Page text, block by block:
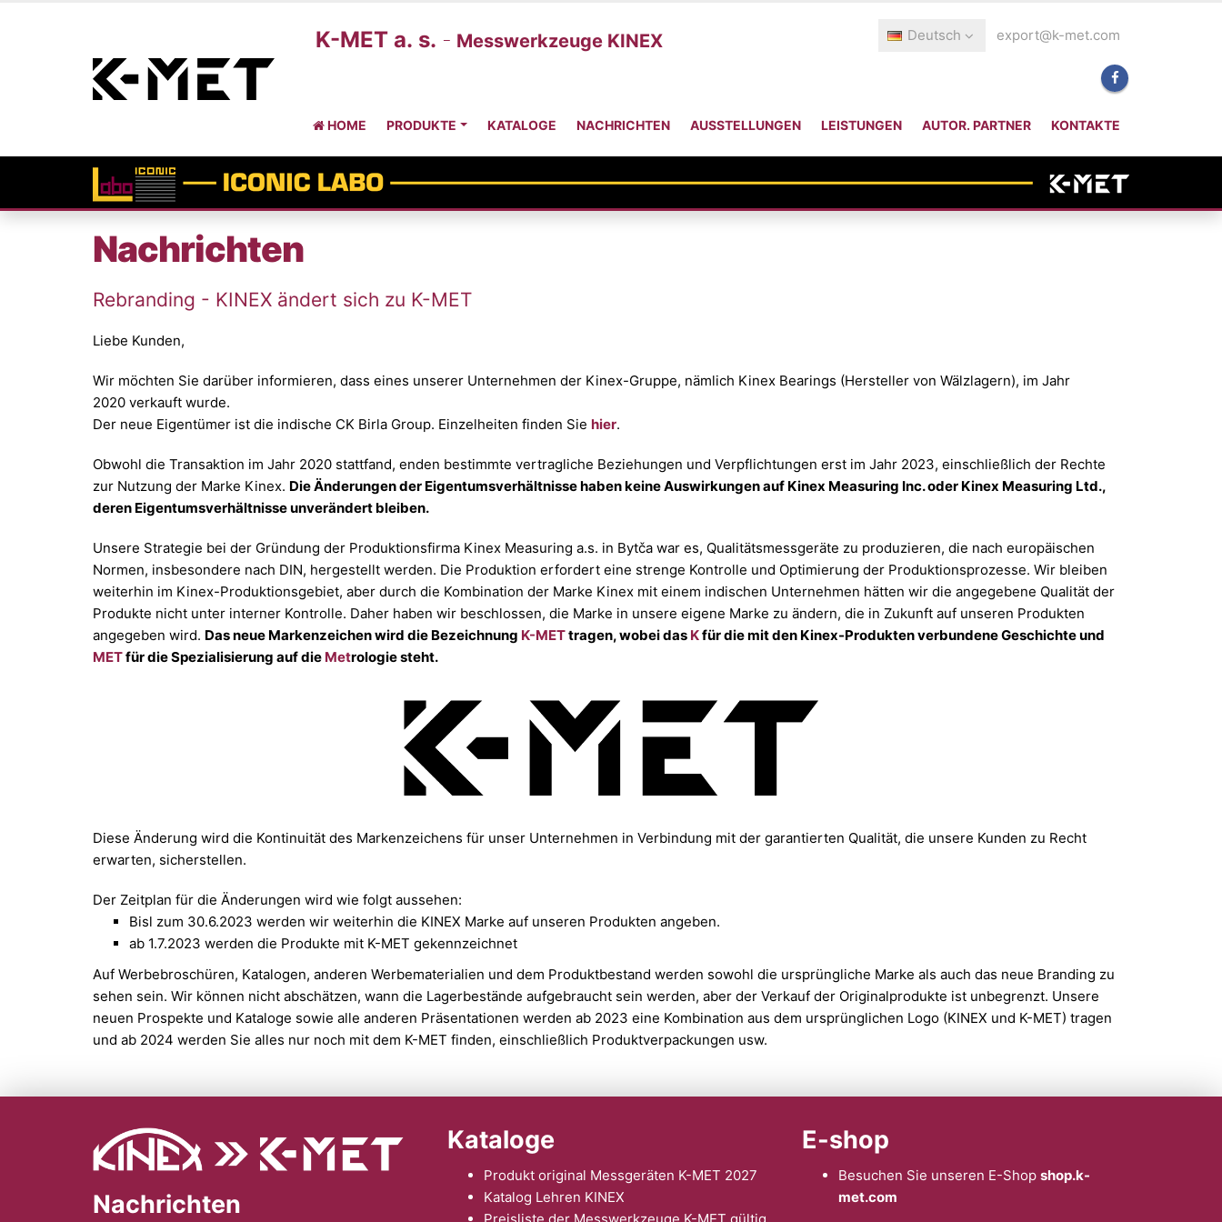
K-MET a. s. - Messwerkzeuge KINEX Deutsch export@k-met.com
HOME PRODUKTE KATALOGE NACHRICHTEN AUSSTELLUNGEN LEISTUNGEN AUTOR. PARTNER KONTAKTE
Nachrichten
Rebranding - KINEX ändert sich zu K-MET
Liebe Kunden,
Wir möchten Sie darüber informieren, dass eines unserer Unternehmen der Kinex-Gruppe, nämlich Kinex Bearings (Hersteller von Wälzlagern), im Jahr
2020 verkauft wurde.
Der neue Eigentümer ist die indische CK Birla Group. Einzelheiten finden Sie hier.
Obwohl die Transaktion im Jahr 2020 stattfand, enden bestimmte vertragliche Beziehungen und Verpflichtungen erst im Jahr 2023, einschließlich der Rechte
zur Nutzung der Marke Kinex. Die Änderungen der Eigentumsverhältnis­se haben keine Auswirkungen auf Kinex Measuring Inc. oder Kinex Measuring Ltd.,
deren Eigentumsverhältnis­se unverändert bleiben.
Unsere Strategie bei der Gründung der Produktionsfirma Kinex Measuring a.s. in Bytča war es, Qualitätsmessgeräte zu produzieren, die nach europäischen
Normen, insbesondere nach DIN, hergestellt werden. Die Produktion erfordert eine strenge Kontrolle und Optimierung der Produktionspro­zesse. Wir bleiben
weiterhin im Kinex-Produktionsgebiet, aber durch die Kombination der Marke Kinex mit einem indischen Unternehmen hätten wir die angegebene Qualität der
Produkte nicht unter interner Kontrolle. Daher haben wir beschlossen, die Marke in unsere eigene Marke zu ändern, die in Zukunft auf unseren Produkten
angegeben wird. Das neue Markenzeichen wird die Bezeichnung K-METtragen, wobei das Kfür die mit den Kinex-Produkten verbundene Geschichte und
METfür die Spezialisierung auf die Metrologie steht.
Diese Änderung wird die Kontinuität des Markenzeichens für unser Unternehmen in Verbindung mit der garantierten Qualität, die unsere Kunden zu Recht
erwarten, sicherstellen.
Der Zeitplan für die Änderungen wird wie folgt aussehen:
Bisl zum 30.6.2023 werden wir weiterhin die KINEX Marke auf unseren Produkten angeben.
ab 1.7.2023 werden die Produkte mit K-MET gekennzeichnet
Auf Werbebroschüren, Katalogen, anderen Werbematerialien und dem Produktbestand werden sowohl die ursprüngliche Marke als auch das neue Branding zu
sehen sein. Wir können nicht abschätzen, wann die Lagerbestände aufgebraucht sein werden, aber der Verkauf der Originalprodukte ist unbegrenzt. Unsere
neuen Prospekte und Kataloge sowie alle anderen Präsentationen werden ab 2023 eine Kombination aus dem ursprünglichen Logo (KINEX und K-MET) tragen
und ab 2024 werden Sie alles nur noch mit dem K-MET finden, einschließlich Produktverpac­kungen usw.
Nachrichten
Kataloge
Produkt original Messgeräten K-MET 2027
Katalog Lehren KINEX
E-shop
Besuchen Sie unseren E-Shop shop.k-
met.com